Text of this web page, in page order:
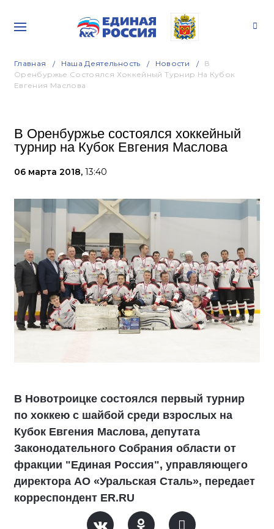
Главная Наша Деятельность Новости
В
Оренбуржье Состоялся Хоккейный Турнир На Кубок
Евгения Маслова
В Оренбуржье состоялся хоккейный
турнир на Кубок Евгения Маслова
06 марта 2018, 13:40
В Новотроицке состоялся первый турнир
по хоккею с шайбой среди взрослых на
Кубок Евгения Маслова, депутата
Законодательного Собрания области от
фракции "Единая Россия", управляющего
директора АО «Уральская Сталь», передает
корреспондент ER.RU